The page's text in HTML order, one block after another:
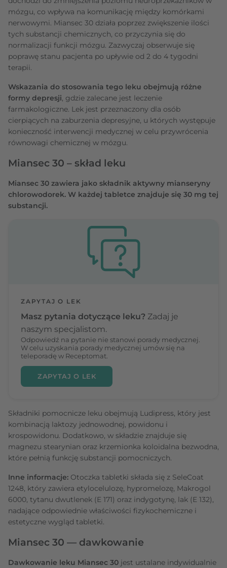
mózgu, co wpływa na komunikację między komórkami
nerwowymi. Miansec 30 działa poprzez zwiększenie ilości
tych substancji chemicznych, co przyczynia się do
normalizacji funkcji mózgu. Zazwyczaj obserwuje się
poprawę stanu pacjenta po upływie od 2 do 4 tygodni
terapii.
Wskazania do stosowania tego leku obejmują różne
formy depresji, gdzie zalecane jest leczenie
farmakologiczne. Lek jest przeznaczony dla osób
cierpiących na zaburzenia depresyjne, u których występuje
konieczność interwencji medycznej w celu przywrócenia
równowagi chemicznej w mózgu.
Miansec 30 – skład leku
Miansec 30 zawiera jako składnik aktywny mianseryny
chlorowodorek. W każdej tabletce znajduje się 30 mg tej
substancji.
ZAPYTAJ O LEK
Masz pytania dotyczące leku? Zadaj je
naszym specjalistom.
Odpowiedź na pytanie nie stanowi porady medycznej.
W celu uzyskania porady medycznej umów się na
teleporadę w Receptomat.
ZAPYTAJ O LEK
Składniki pomocnicze leku obejmują Ludipress, który jest
kombinacją laktozy jednowodnej, powidonu i
krospowidonu. Dodatkowo, w składzie znajduje się
magnezu stearynian oraz krzemionka koloidalna bezwodna,
które pełnią funkcję substancji pomocniczych.
Inne informacje: Otoczka tabletki składa się z SeleCoat
1248, który zawiera etylocelulozę, hypromelozę, Makrogol
6000, tytanu dwutlenek (E 171) oraz indygotynę, lak (E 132),
nadające odpowiednie właściwości fizykochemiczne i
estetyczne wygląd tabletki.
Miansec 30 — dawkowanie
Dawkowanie leku Miansec 30 jest ustalane indywidualnie